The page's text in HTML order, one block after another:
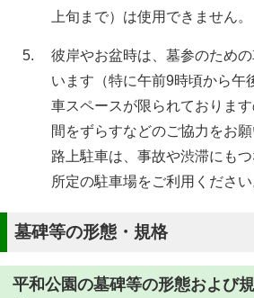
上旬まで）は使用できません。
彼岸やお盆時は、墓参のため
います（特に午前9時頃から午
車スペースが限られておりま
間をずらすなどのご協力をお願
路上駐車は、事故や渋滞にもつ
所定の駐車場をご利用ください
墓碑等の形態・規格
平和公園の墓碑等の形態および